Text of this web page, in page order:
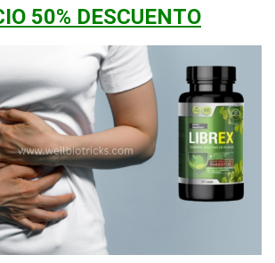
50% DESCUENTO